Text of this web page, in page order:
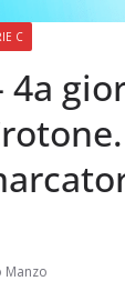
C
4a
Manzo